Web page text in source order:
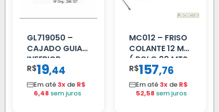
GL719050 –
CAJADO GUIA
INFERIOR
SCANIA T/R
112/113 MENOR
R$19,44
Em até3x de R$
6,48 sem juros
MC012 – FRISO
COLANTE 12 MM
( ROLO 20 MTS
)
R$157,76
Em até3x de R$
52,58 sem juros